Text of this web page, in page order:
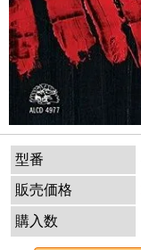
型番
販売価格
購入数